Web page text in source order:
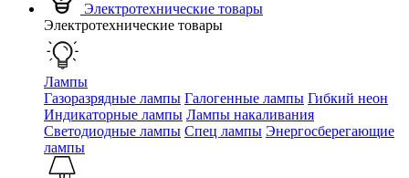
Электротехнические товары
Электротехнические товары
Лампы
Газоразрядные лампы Галогенные лампы Гибкий неон
Индикаторные лампы Лампы накаливания
Светодиодные лампы Спец лампы Энергосберегающие
лампы